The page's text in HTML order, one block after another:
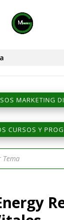
MARKETING
CURSOS Y